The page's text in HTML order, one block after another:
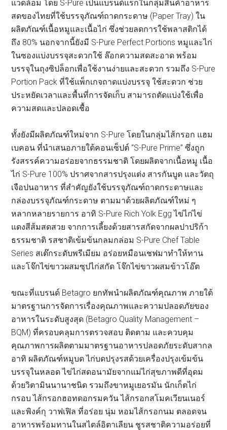
แวดล้อม โดย S-Pure เป็นแบรนด์แรกในกลุ่มสินค้าอาหาร
สดของไทยที่ใช้บรรจุภัณฑ์ถาดกระดาษ (Paper Tray) ใน
ผลิตภัณฑ์เนื้อหมูและเนื้อไก่ ซึ่งช่วยลดการใช้พลาสติกได้
ถึง 80% นอกจากนี้ยังมี S-Pure Perfect Portions หมูและไก่
ในซองแบ่งบรรจุสะดวกใช้ ล๊อกความสดสะอาด พร้อม
บรรจุในถุงซิปล็อกเพื่อใช้งานง่ายและสะดวก รวมถึง S-Pure
Portion Pack ที่ใช้แพ็กเกจถาดแบ่งบรรจุ ใช้สะดวก ช่วย
ประหยัดเวลาและพื้นที่การจัดเก็บ สามารถตัดแบ่งใช้เพื่อ
ความสดและปลอดเชื้อ
ทั้งยังมีผลิตภัณฑ์ใหม่จาก S-Pure โดยในกลุ่มไส้กรอก แฮม
เบคอน ที่นำเสนอภายใต้คอนเซ็ปต์ “S-Pure Prime” ซึ่งถูก
รังสรรค์ความอร่อยจากธรรมชาติ โดยผลิตจากเนื้อหมู เนื้อ
ไก่ S-Pure 100% ปราศจากสารปรุงแต่ง สารกันบูด และวัตถุ
เจือปนอาหาร ที่สำคัญยังใช้บรรจุภัณฑ์ถาดกระดาษและ
กล่องบรรจุภัณฑ์กระดาษ ตามมาด้วยผลิตภัณฑ์ใหม่ ๆ
หลากหลายรายการ อาทิ S-Pure Rich Yolk Egg ไข่ไก่ไข่
แดงสีส้มสดสวย จากการเลี้ยงด้วยสารสกัดจากผลปาปริก้า
ธรรมชาติ รสชาติเข้มข้นกลมกล่อม S-Pure Chef Table
Series สเต๊กระดับพรีเมียม อร่อยหมือนเชฟมาทำให้ทาน
และโจ๊กไข่ขาวผสมซุปไก่สกัด โจ๊กไข่ขาวผสมข้าวโอ๊ต
ขณะที่แบรนด์ Betagro ยกทัพนำผลิตภัณฑ์คุณภาพ ภายใต้
มาตรฐานการจัดการเรื่องคุณภาพและความปลอดภัยของ
อาหารในระดับสูงสุด (Betagro Quality Management –
BQM) ที่ครอบคลุมการตรวจสอบ ติดตาม และควบคุม
คุณภาพการผลิตตามมาตรฐานอาหารปลอดภัยระดับสากล
อาทิ ผลิตภัณฑ์หมูบด ไก่บดปรุงรสด้วยเครื่องปรุงเข้มข้น
บรรจุในหลอด ไข่ไก่สดอนามัยจากแม่ไก่สุขภาพดีที่อุดม
ด้วยวิตามินนานาชนิด รวมถึงขาหมูเยอรมัน นักเก็ตไก่
กรอบ ไส้กรอกฮอทดอกรมควัน ไส้กรอกสโมคเวียนเนอร์
และพิงค์กุ วาฟเฟิล ที่อร่อย นุ่ม หอมไส้กรอกนม ตลอดจน
อาหารพร้อมทานในสไตล์อิตาเลียน ชูรสชาติความอร่อยที่